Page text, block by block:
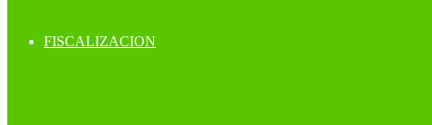
FISCALIZACION